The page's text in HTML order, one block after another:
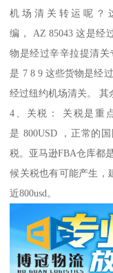
机场清关转运呢？
编， AZ 85043 这是经
物是经过辛辛拉提清
是 7 8 9 这些货物是经
经过纽约机场清关。 其
4、关税： 关税是重
是 800USD ，正常的
税。亚马逊FBA仓库都
候关税也有可能产生，
近800usd。